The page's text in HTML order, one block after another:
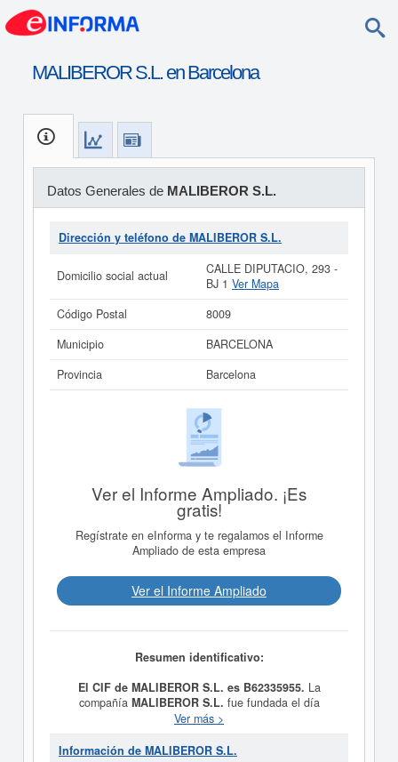
MALIBEROR S.L. en Barcelona
Datos Generales de MALIBEROR S.L.
Dirección y teléfono de MALIBEROR S.L.
Domicilio social actual
CALLE DIPUTACIO, 293 -
BJ 1 Ver Mapa
Código Postal
8009
Municipio
BARCELONA
Provincia
Barcelona
Ver el Informe Ampliado. ¡Es
gratis!
Regístrate en eInforma y te regalamos el Informe
Ampliado de esta empresa
Ver el Informe Ampliado
Resumen identificativo:
El CIF de MALIBEROR S.L. es B62335955. La
compañía MALIBEROR S.L. fue fundada el día
24/07/2000 teniendo como meta social LA VENTA DE
TODA CLASE DE PRENDAS DE VESTIR Y SUS
COMPLEMENTOS.. Está incluida en la clase CNAE
Ver más >
Información de MALIBEROR S.L.